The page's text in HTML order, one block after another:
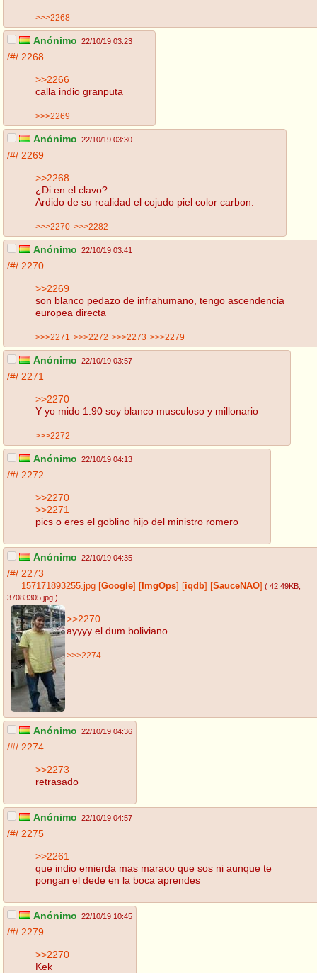
>>>2268
Anónimo 22/10/19 03:23
/#/ 2268
>>2266
calla indio granputa
>>>2269
Anónimo 22/10/19 03:30
/#/ 2269
>>2268
¿Di en el clavo?
Ardido de su realidad el cojudo piel color carbon.
>>>2270 >>>2282
Anónimo 22/10/19 03:41
/#/ 2270
>>2269
son blanco pedazo de infrahumano, tengo ascendencia
europea directa
>>>2271 >>>2272 >>>2273 >>>2279
Anónimo 22/10/19 03:57
/#/ 2271
>>2270
Y yo mido 1.90 soy blanco musculoso y millonario
>>>2272
Anónimo 22/10/19 04:13
/#/ 2272
>>2270
>>2271
pics o eres el goblino hijo del ministro romero
Anónimo 22/10/19 04:35
/#/ 2273
157171893255.jpg Google ImgOps iqdb SauceNAO ( 42.49KB
37083305.jpg )
>>2270
ayyyy el dum boliviano
>>>2274
Anónimo 22/10/19 04:36
/#/ 2274
>>2273
retrasado
Anónimo 22/10/19 04:57
/#/ 2275
>>2261
que indio emierda mas maraco que sos ni aunque te
pongan el dede en la boca aprendes
Anónimo 22/10/19 10:45
/#/ 2279
>>2270
Kek